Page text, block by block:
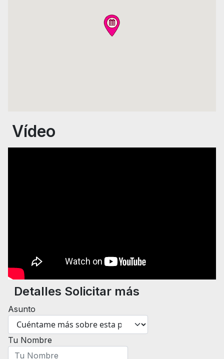
Vídeo
Detalles Solicitar más
Asunto
Tu Nombre